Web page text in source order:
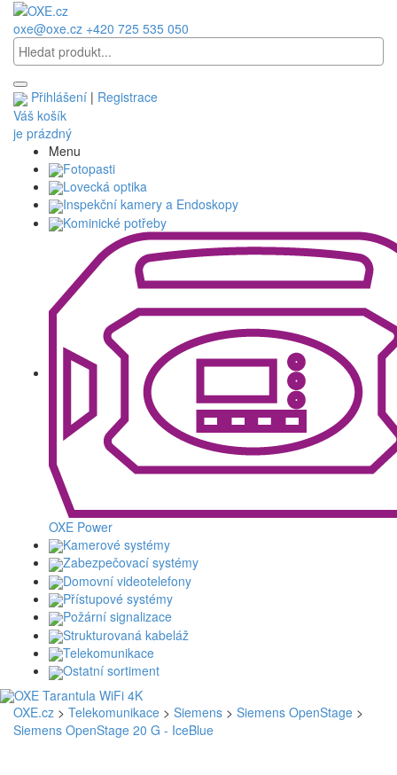
oxe@oxe.cz +420 725 535 050
Přihlášení | Registrace
Váš košík
je prázdný
Menu
Fotopasti
Lovecká optika
Inspekční kamery a Endoskopy
Kominické potřeby
OXE Power
Kamerové systémy
Zabezpečovací systémy
Domovní videotelefony
Přístupové systémy
Požární signalizace
Strukturovaná kabeláž
Telekomunikace
Ostatní sortiment
OXE.cz > Telekomunikace > Siemens > Siemens OpenStage >
Siemens OpenStage 20 G - IceBlue